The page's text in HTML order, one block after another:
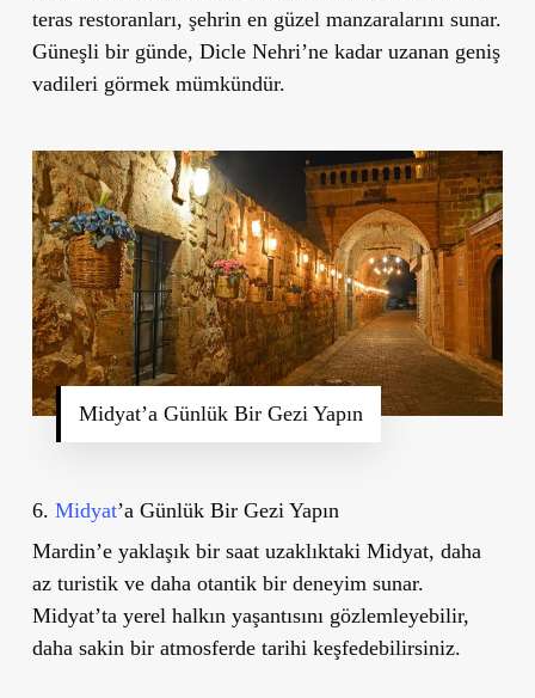
teras restoranları, şehrin en güzel manzaralarını sunar.
Güneşli bir günde, Dicle Nehri’ne kadar uzanan geniş
vadileri görmek mümkündür.
Midyat’a Günlük Bir Gezi Yapın
6. Midyat’a Günlük Bir Gezi Yapın
Mardin’e yaklaşık bir saat uzaklıktaki Midyat, daha
az turistik ve daha otantik bir deneyim sunar.
Midyat’ta yerel halkın yaşantısını gözlemleyebilir,
daha sakin bir atmosferde tarihi keşfedebilirsiniz.